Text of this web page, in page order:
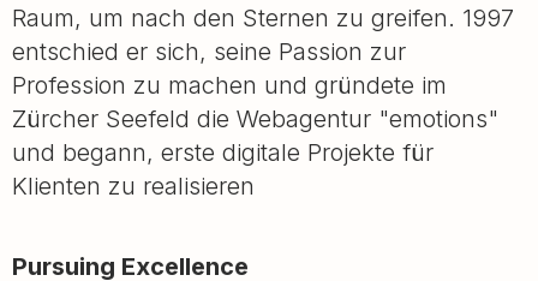
Raum, um nach den Sternen zu greifen. 1997
entschied er sich, seine Passion zur
Profession zu machen und gründete im
Zürcher Seefeld die Webagentur "emotions"
und begann, erste digitale Projekte für
Klienten zu realisieren
Pursuing Excellence